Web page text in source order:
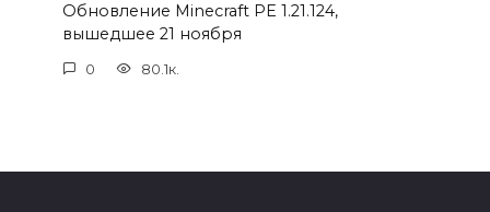
Обновление Minecraft PE 1.21.124,
вышедшее 21 ноября
0 80.1к.